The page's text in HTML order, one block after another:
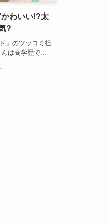
わいい!?太
?
」のツッコミ担
は高学歴で...